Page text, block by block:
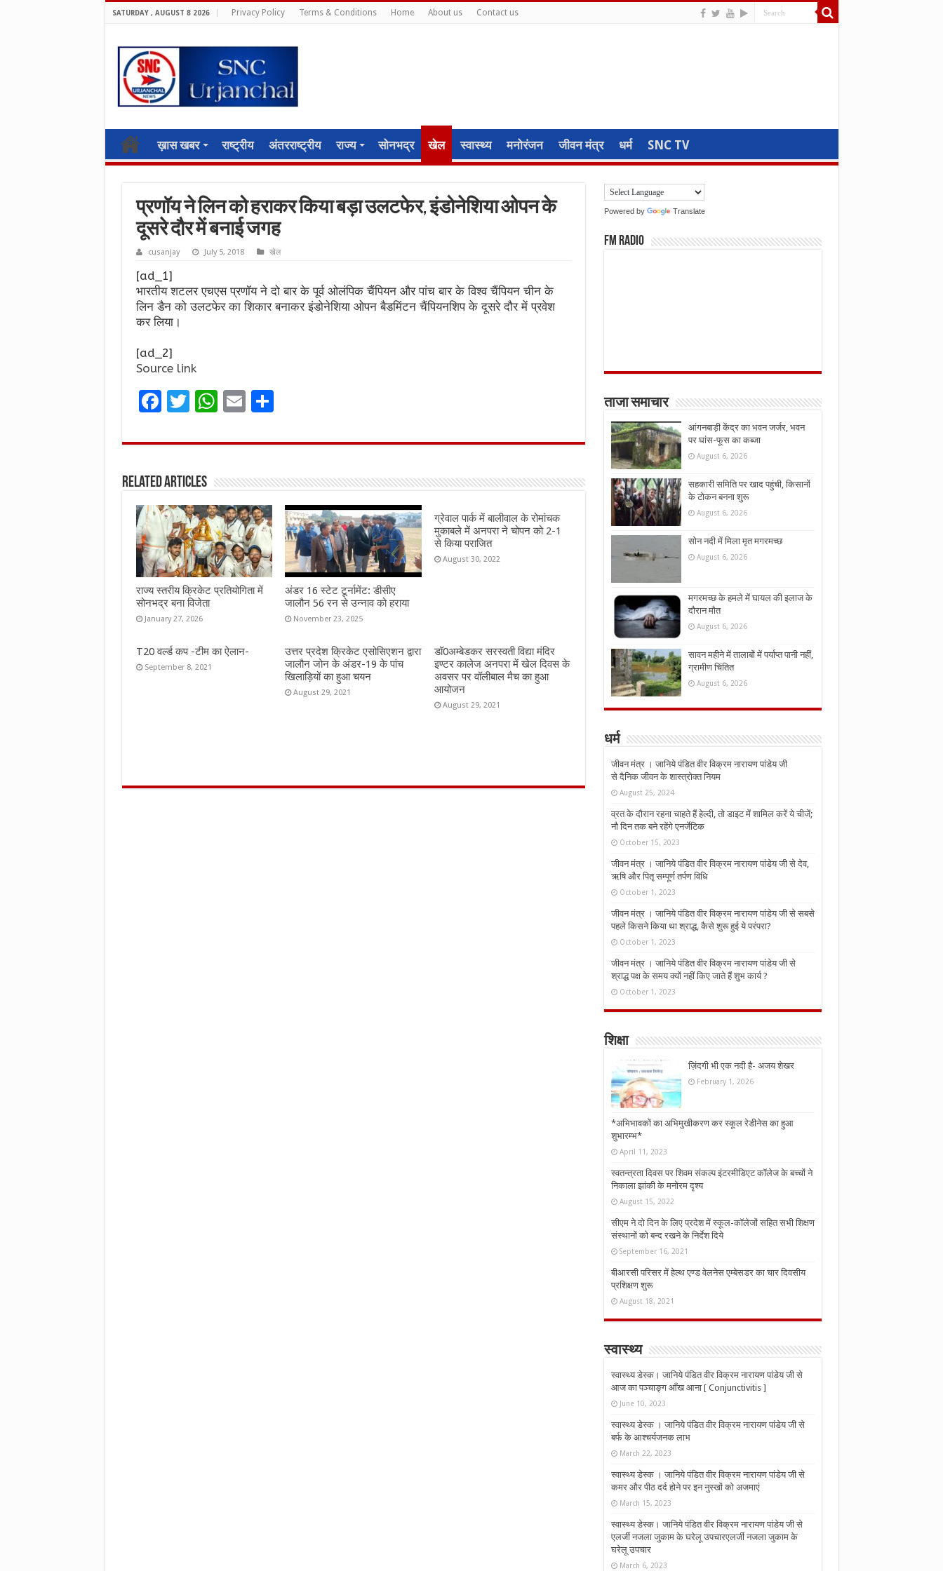
SATURDAY , AUGUST 8 2026 Privacy Policy Terms & Conditions Home About us Contact us
ख़ास खबर राष्ट्रीय अंतरराष्ट्रीय राज्य सोनभद्र खेल स्वास्थ्य मनोरंजन जीवन मंत्र धर्म SNC TV
प्रणॉय ने लिन को हराकर किया बड़ा उलटफेर, इंडोनेशिया ओपन के
दूसरे दौर में बनाई जगह
cusanjay July 5, 2018 खेल
[ad_1]
भारतीय शटलर एचएस प्रणॉय ने दो बार के पूर्व ओलंपिक चैंपियन और पांच बार के विश्व चैंपियन चीन के
लिन डैन को उलटफेर का शिकार बनाकर इंडोनेशिया ओपन बैडमिंटन चैंपियनशिप के दूसरे दौर में प्रवेश
कर लिया।
[ad_2]
Source link
F
ce
o
o
k
T
it
r
W
at
A
p
p
E
ai
S
ar
Related Articles
राज्य स्तरीय क्रिकेट प्रतियोगिता में
सोनभद्र बना विजेता
January 27, 2026
अंडर 16 स्टेट टूर्नामेंट: डीसीए
जालौन 56 रन से उन्नाव को हराया
November 23, 2025
ग्रेवाल पार्क में बालीवाल के रोमांचक
मुकाबले में अनपरा ने चोपन को 2-1
से किया पराजित
August 30, 2022
T20 वर्ल्ड कप -टीम का ऐलान-
September 8, 2021
उत्तर प्रदेश क्रिकेट एसोसिएशन द्वारा
जालौन जोन के अंडर-19 के पांच
खिलाड़ियों का हुआ चयन
August 29, 2021
डॉ0अम्बेडकर सरस्वती विद्या मंदिर
इण्टर कालेज अनपरा में खेल दिवस के
अवसर पर वॉलीबाल मैच का हुआ
आयोजन
August 29, 2021
Powered by Translate
FM Radio
ताजा समाचार
आंगनबाड़ी केंद्र का भवन जर्जर, भवन
पर घांस-फूस का कब्जा
August 6, 2026
सहकारी समिति पर खाद पहुंची, किसानों
के टोकन बनना शुरू
August 6, 2026
सोन नदी में मिला मृत मगरमच्छ
August 6, 2026
मगरमच्छ के हमले में घायल की इलाज के
दौरान मौत
August 6, 2026
सावन महीने में तालाबों में पर्याप्त पानी नहीं,
ग्रामीण चिंतित
August 6, 2026
धर्म
जीवन मंत्र । जानिये पंडित वीर विक्रम नारायण पांडेय जी
से दैनिक जीवन के शास्त्रोक्त नियम
August 25, 2024
व्रत के दौरान रहना चाहते हैं हेल्दी, तो डाइट में शामिल करें ये चीजें;
नौ दिन तक बने रहेंगे एनर्जेटिक
October 15, 2023
जीवन मंत्र । जानिये पंडित वीर विक्रम नारायण पांडेय जी से देव,
ऋषि और पितृ सम्पूर्ण तर्पण विधि
October 1, 2023
जीवन मंत्र । जानिये पंडित वीर विक्रम नारायण पांडेय जी से सबसे
पहले किसने किया था श्राद्ध, कैसे शुरू हुई ये परंपरा?
October 1, 2023
जीवन मंत्र । जानिये पंडित वीर विक्रम नारायण पांडेय जी से
श्राद्ध पक्ष के समय क्यों नहीं किए जाते हैं शुभ कार्य ?
October 1, 2023
शिक्षा
ज़िंदगी भी एक नदी है- अजय शेखर
February 1, 2026
*अभिभावकों का अभिमुखीकरण कर स्कूल रेडीनेस का हुआ
शुभारम्भ*
April 11, 2023
स्वतन्त्रता दिवस पर शिवम संकल्प इंटरमीडिएट कॉलेज के बच्चों ने
निकाला झांकी के मनोरम दृश्य
August 15, 2022
सीएम ने दो दिन के लिए प्रदेश में स्कूल-कॉलेजों सहित सभी शिक्षण
संस्थानों को बन्द रखने के निर्देश दिये
September 16, 2021
बीआरसी परिसर में हेल्थ एण्ड वेलनेस एम्बेसडर का चार दिवसीय
प्रशिक्षण शुरू
August 18, 2021
स्वास्थ्य
स्वास्थ्य डेस्क। जानिये पंडित वीर विक्रम नारायण पांडेय जी से
आज का पञ्चाङ्ग आँख आना [ Conjunctivitis ]
June 10, 2023
स्वास्थ्य डेस्क । जानिये पंडित वीर विक्रम नारायण पांडेय जी से
बर्फ के आश्चर्यजनक लाभ
March 22, 2023
स्वास्थ्य डेस्क । जानिये पंडित वीर विक्रम नारायण पांडेय जी से
कमर और पीठ दर्द होने पर इन नुस्‍खों को अजमाएं
March 15, 2023
स्वास्थ्य डेस्क। जानिये पंडित वीर विक्रम नारायण पांडेय जी से
एलर्जी नजला जुकाम के घरेलू उपचारएलर्जी नजला जुकाम के
घरेलू उपचार
March 6, 2023